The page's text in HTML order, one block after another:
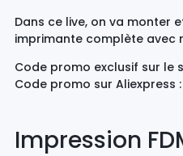
Dans ce live, on va monter
imprimante complète avec
Code promo exclusif sur le
Code promo sur Aliexpress :
Impression